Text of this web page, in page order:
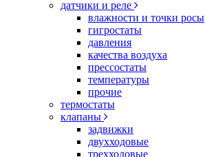
датчики и реле
влажности и точки росы
гигростаты
давления
качества воздуха
прессостаты
температуры
прочие
термостаты
клапаны
задвижки
двухходовые
трехходовые